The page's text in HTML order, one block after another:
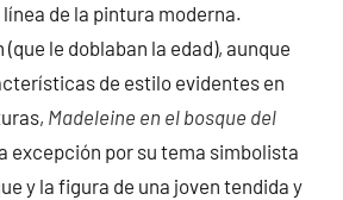
de la pintura moderna.
(que le doblaban la edad), aunque
de estilo evidentes en
Madeleine en el bosque del
excepción por su tema simbolista
y la figura de una joven tendida y